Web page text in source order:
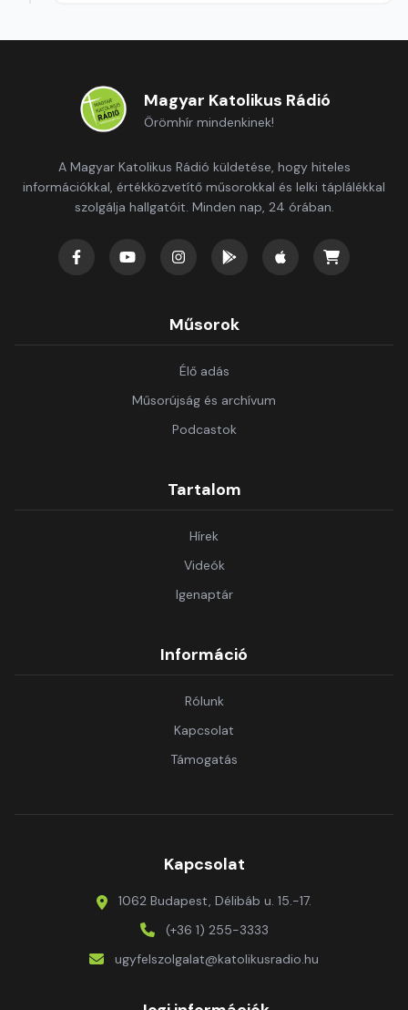
Magyar Katolikus Rádió
Örömhír mindenkinek!
A Magyar Katolikus Rádió küldetése, hogy hiteles
információkkal, értékközvetítő műsorokkal és lelki táplálékkal
szolgálja hallgatóit. Minden nap, 24 órában.
Műsorok
Élő adás
Műsorújság és archívum
Podcastok
Tartalom
Hírek
Videók
Igenaptár
Információ
Rólunk
Kapcsolat
Támogatás
Kapcsolat
1062 Budapest, Délibáb u. 15.-17.
(+36 1) 255-3333
ugyfelszolgalat@katolikusradio.hu